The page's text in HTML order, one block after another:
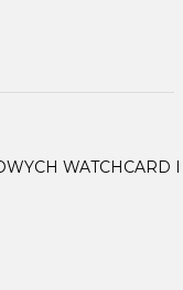
WATCHCARD I